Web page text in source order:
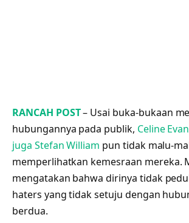
RANCAH POST– Usai buka-bukaan
hubungannya pada publik, Celine
juga Stefan William pun tidak malu-
memperlihatkan kemesraan mereka.
mengatakan bahwa dirinya tidak
haters yang tidak setuju dengan
berdua.